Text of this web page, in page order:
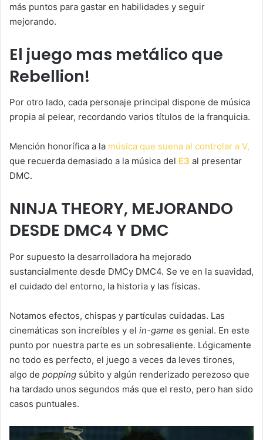
más puntos para gastar en habilidades y seguir
mejorando.
El juego mas metálico que
Rebellion!
Por otro lado, cada personaje principal dispone de música
propia al pelear, recordando varios títulos de la franquicia.
Mención honorífica a la música que suena al controlar a V,
que recuerda demasiado a la música del E3 al presentar
DMC.
NINJA THEORY, MEJORANDO
DESDE DMC4 Y DMC
Por supuesto la desarrolladora ha mejorado
sustancialmente desde DMCy DMC4. Se ve en la suavidad,
el cuidado del entorno, la historia y las físicas.
Notamos efectos, chispas y partículas cuidadas. Las
cinemáticas son increíbles y el in-game es genial. En este
punto por nuestra parte es un sobresaliente. Lógicamente
no todo es perfecto, el juego a veces da leves tirones,
algo de popping súbito y algún renderizado perezoso que
ha tardado unos segundos más que el resto, pero han sido
casos puntuales.